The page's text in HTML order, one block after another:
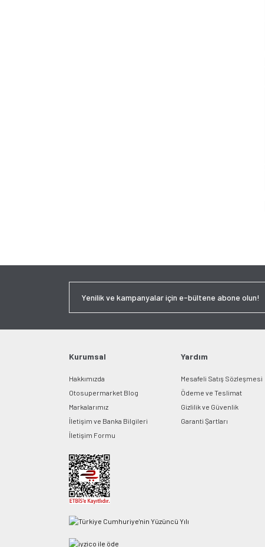
Kurumsal
Hakkımızda
Otosupermarket Blog
Markalarımız
İletişim ve Banka Bilgileri
İletişim Formu
Yardım
Mesafeli Satış Sözleşmesi
Ödeme ve Teslimat
Gizlilik ve Güvenlik
Garanti Şartları